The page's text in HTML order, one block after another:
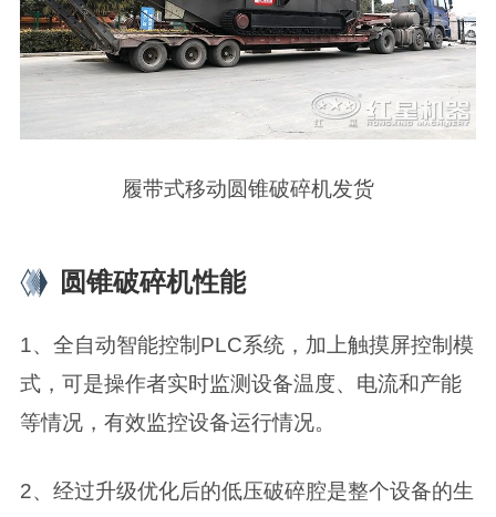
履带式移动圆锥破碎机发货
圆锥破碎机性能
1、全自动智能控制PLC系统，加上触摸屏控制模
式，可是操作者实时监测设备温度、电流和产能
等情况，有效监控设备运行情况。
2、经过升级优化后的低压破碎腔是整个设备的生